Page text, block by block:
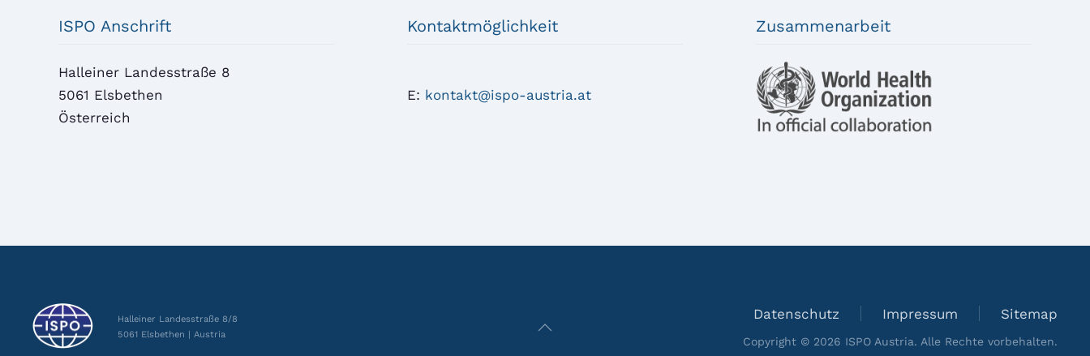
Zusammenarbeit
ISPO Anschrift
Halleiner Landesstraße 8
5061 Elsbethen
Österreich
Kontaktmöglichkeit
E: kontakt@ispo-austria.at
Halleiner Landesstraße 8/8
5061 Elsbethen | Austria
Datenschutz Impressum Sitemap
Copyright © 2026 ISPO Austria. Alle Rechte vorbehalten.